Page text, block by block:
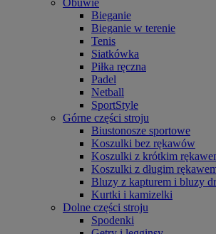
Obuwie
Bieganie
Bieganie w terenie
Tenis
Siatkówka
Piłka ręczna
Padel
Netball
SportStyle
Górne części stroju
Biustonosze sportowe
Koszulki bez rękawów
Koszulki z krótkim
Koszulki z długim
Bluzy z kapturem i bluzy
Kurtki i kamizelki
Dolne części stroju
Spodenki